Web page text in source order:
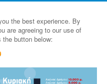
the best experience. By
are agreeing to our use of
button below: